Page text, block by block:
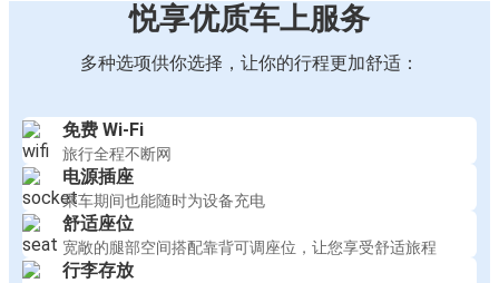
悦享优质车上服务
多种选项供你选择，让你的行程更加舒适：
免费 Wi-Fi
旅行全程不断网
电源插座
乘车期间也能随时为设备充电
舒适座位
宽敞的腿部空间搭配靠背可调座位，让您享受舒适旅程
行李存放